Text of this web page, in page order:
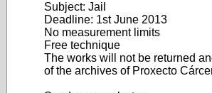
Subject: Jail
Deadline: 1st June 2013
No measurement limits
Free technique
The works will not be returned
of the archives of Proxecto